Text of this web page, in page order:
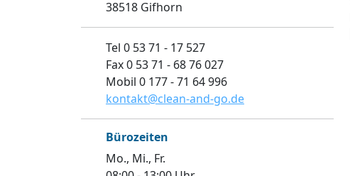
38518 Gifhorn
Tel 0 53 71 - 17 527
Fax 0 53 71 - 68 76 027
Mobil 0 177 - 71 64 996
kontakt@clean-and-go.de
Bürozeiten
Mo., Mi., Fr.